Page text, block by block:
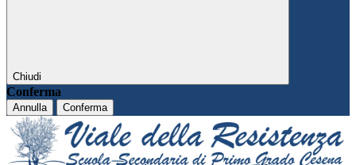
Chiudi
Conferma
Annulla Conferma